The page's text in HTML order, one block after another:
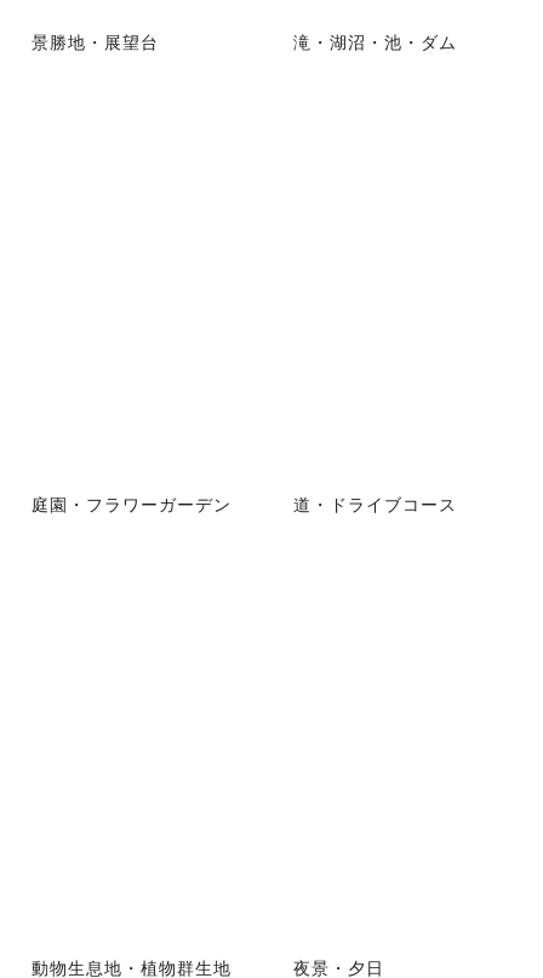
景勝地・展望台 滝・湖沼・池・ダム
庭園・フラワーガーデン 道・ドライブコース
動物生息地・植物群生地 夜景・夕日